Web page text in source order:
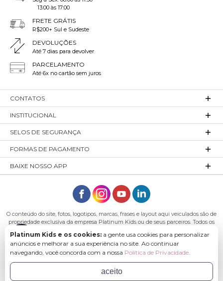
Estímulo à Imaginação
Vestir roupas de personagens pode estimular a imaginação
criativas e desenvolva habilidades de narrativa e fantasia.
Aumento da Confiança
Usar roupas de personagens favoritos pode aumentar a
de conexão e empoderamento com o personagem que
admira.
Diversão e Alegria
As roupas de personagens adicionam um elemento de
diversão e alegria ao guarda-roupa da criança, tornando a
experiência de se vestir mais emocionante e agradável.
Vínculo Afetivo
Vestir roupas de personagens pode criar um vínculo afetivo
entre a criança e seus pais ou cuidadores, proporcionando
momentos de cumplicidade e conexão ao compartilhar o
entusiasmo pelo personagem favorito.
A qualidade que você só encontra na Platinum!
Utilizamos apenas os melhores materiais disponíveis,
garantindo conforto, durabilidade e resistência em cada peça.
Nossas roupas são cuidadosamente projetadas por uma
13:00 às 17:00
FRETE GRÁTIS
R$200+ Sul e Sudeste
DEVOLUÇÕES
Até 7 dias para devolver
PARCELAMENTO
Até 6x no cartão sem juros
CONTATOS
INSTITUCIONAL
SELOS DE SEGURANÇA
FORMAS DE PAGAMENTO
BAIXE NOSSO APP
O conteúdo do site, fotos, logotipos, marcas, frases e layout aqui veiculados são de
propriedade exclusiva da empresa Platinum Kids ou de seus parceiros. Todos os
direitos reservados. Platinum Kids - Platinum Indústria de Confecções LTDA -
CNPJ: 27.180.131/0001-54 Endereço: Rod. Ivo Silveira, n° 7505 - Bateias, Gaspar - SC,
89113-040
Platinum Kids e os cookies: a gente usa cookies para personalizar
anúncios e melhorar a sua experiência no site. Ao continuar
navegando, você concorda com a nossa Política de Privacidade.
aceito